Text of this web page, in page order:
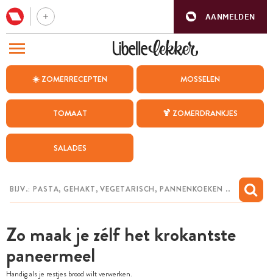
AANMELDEN
☀️ ZOMERRECEPTEN MOSSELEN
TOMAAT 🍹 ZOMERDRANKJES
SALADES
Zo maak je zélf het krokantste
paneermeel
Handig als je restjes brood wilt verwerken.
BEZOEK ONZE ANDERE WEBSITES
WEEKMENU
CHAT MET MAIA
MIJN BEWAARDE RECEPTEN